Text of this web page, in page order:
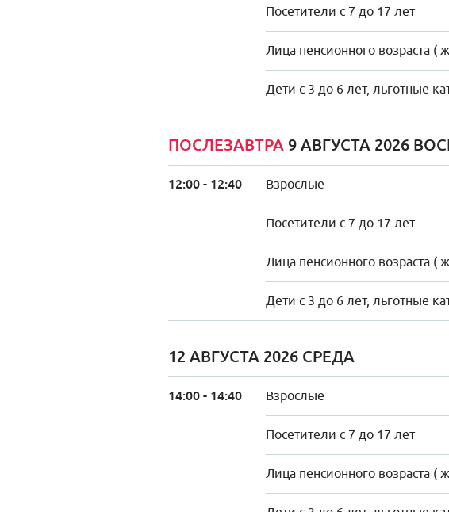
Посетители с 7 до 17 лет
Лица пенсионного возраста
Дети с 3 до 6 лет, льготные
ПОСЛЕЗАВТРА 9 АВГУСТА 2026
12:00 - 12:40 Взрослые
Посетители с 7 до 17 лет
Лица пенсионного возраста
Дети с 3 до 6 лет, льготные
12 АВГУСТА 2026 СРЕДА
14:00 - 14:40 Взрослые
Посетители с 7 до 17 лет
Лица пенсионного возраста